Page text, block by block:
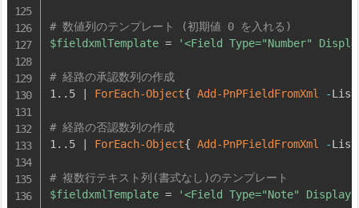
# 数値列のテンプレート (初期値 0 を入れる)
$fieldxmlTemplate = '<Field Type="Number"
# 経路の承認数列の作成
1 . . 5 ForEach-Object{ Add-PnPFieldFromXml -
# 経路の否認数列の作成
1 . . 5 ForEach-Object{ Add-PnPFieldFromXml -
# 複数行テキスト列(書式なし)のテンプレート
$fieldxmlTemplate = '<Field Type="Note"